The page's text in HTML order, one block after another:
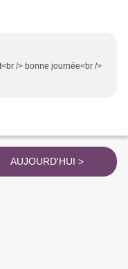
/> bonne journée<br />
AUJOURD'HUI >